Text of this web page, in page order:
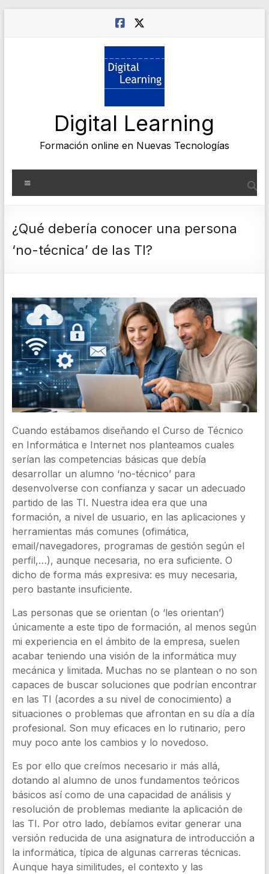
Digital Learning
Formación online en Nuevas Tecnologías
¿Qué debería conocer una persona
‘no-técnica’ de las TI?
Cuando estábamos diseñando el Curso de Técnico
en Informática e Internet nos planteamos cuales
serían las competencias básicas que debía
desarrollar un alumno ‘no-técnico’ para
desenvolverse con confianza y sacar un adecuado
partido de las TI. Nuestra idea era que una
formación, a nivel de usuario, en las aplicaciones y
herramientas más comunes (ofimática,
email/navegadores, programas de gestión según el
perfil,…), aunque necesaria, no era suficiente. O
dicho de forma más expresiva: es muy necesaria,
pero bastante insuficiente.
Las personas que se orientan (o ‘les orientan’)
únicamente a este tipo de formación, al menos según
mi experiencia en el ámbito de la empresa, suelen
acabar teniendo una visión de la informática muy
mecánica y limitada. Muchas no se plantean o no son
capaces de buscar soluciones que podrían encontrar
en las TI (acordes a su nivel de conocimiento) a
situaciones o problemas que afrontan en su día a día
profesional. Son muy eficaces en lo rutinario, pero
muy poco ante los cambios y lo novedoso.
Es por ello que creímos necesario ir más allá,
dotando al alumno de unos fundamentos teóricos
básicos así como de una capacidad de análisis y
resolución de problemas mediante la aplicación de
las TI. Por otro lado, debíamos evitar generar una
versión reducida de una asignatura de introducción a
la informática, típica de algunas carreras técnicas.
Aunque haya similitudes, el contexto y las